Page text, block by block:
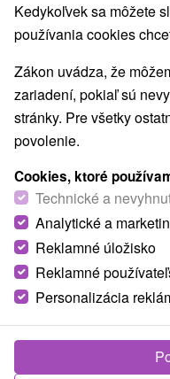
Laserarény a paintball(2)
Jazerá, plesá, vodné
Štíty(15) Escaperoom
ZOO a zvieracie farmy (1)
Turistické atrakcie (15)
Lanové dráhy
Obce a mesta
Lúčky(1) Liptovský
Kedykoľvek sa môžete
používania cookies
Zákon uvádza, že
zariadení, pokiaľ sú
stránky. Pre všetky
povolenie.
Cookies, ktoré
Technické a
Analytické a
Reklamné úložisko
Reklamné
Personalizácia